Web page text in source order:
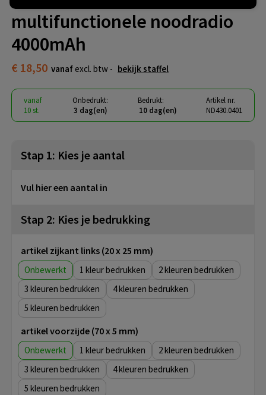
multifunctionele noodradio
4000mAh
€ 18,50 vanaf excl. btw - bekijk staffel
vanaf
10 st.
Onbedrukt:
3 dag(en)
Bedrukt:
10 dag(en)
Artikel nr.
ND430.0401
Stap 1: Kies je aantal
Vul hier een aantal in
Stap 2: Kies je bedrukking
artikel zijkant links (20 x 25 mm)
Onbewerkt 1
2
3
4
5
artikel voorzijde (70 x 5 mm)
Onbewerkt 1
2
3
4
5